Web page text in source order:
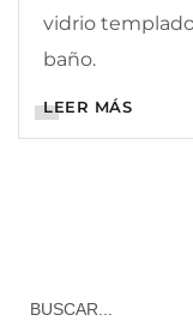
vidrio
baño.
LEER MÁS